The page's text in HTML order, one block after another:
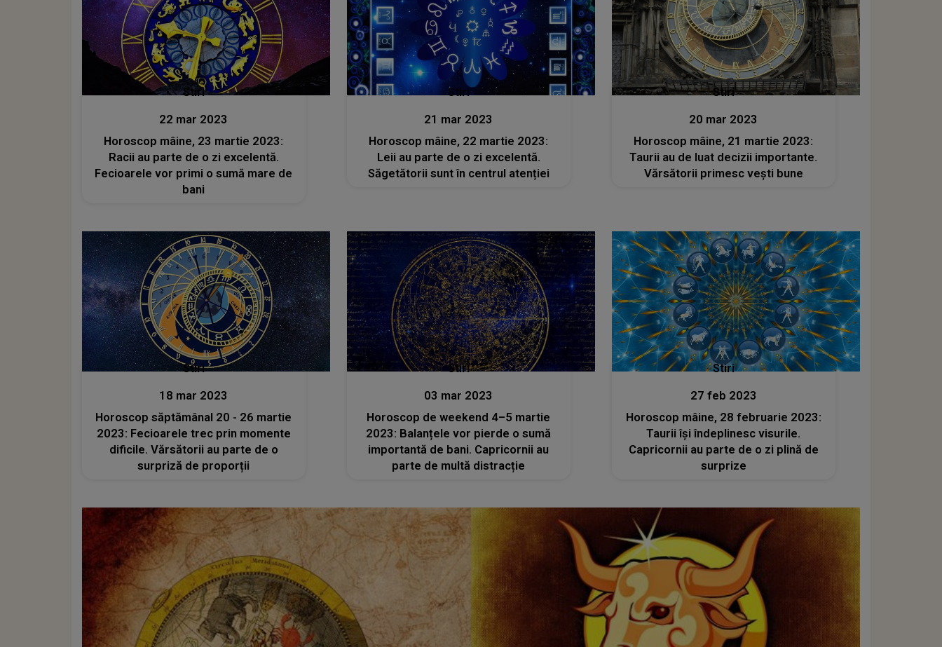
Stiri
22 mar 2023
Horoscop mâine, 23 martie 2023:
Racii au parte de o zi excelentă.
Fecioarele vor primi o sumă mare de
bani
Stiri
21 mar 2023
Horoscop mâine, 22 martie 2023:
Leii au parte de o zi excelentă.
Săgetătorii sunt în centrul atenției
Stiri
20 mar 2023
Horoscop mâine, 21 martie 2023:
Taurii au de luat decizii importante.
Vărsătorii primesc vești bune
Stiri
18 mar 2023
Horoscop săptămânal 20 - 26 martie
2023: Fecioarele trec prin momente
dificile. Vărsătorii au parte de o
surpriză de proporții
Stiri
03 mar 2023
Horoscop de weekend 4–5 martie
2023: Balanțele vor pierde o sumă
importantă de bani. Capricornii au
parte de multă distracție
Stiri
27 feb 2023
Horoscop mâine, 28 februarie 2023:
Taurii își îndeplinesc visurile.
Capricornii au parte de o zi plină de
surprize